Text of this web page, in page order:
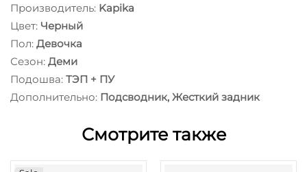
Производитель: Kapika
Цвет: Черный
Пол: Девочка
Сезон: Деми
Подошва: ТЭП + ПУ
Дополнительно: Подсводник, Жесткий задник
Смотрите также